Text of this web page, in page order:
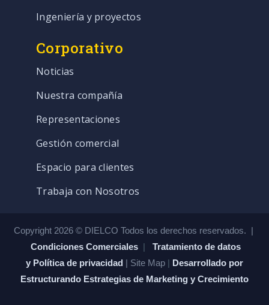
Ingeniería y proyectos
Corporativo
Noticias
Nuestra compañía
Representaciones
Gestión comercial
Espacio para clientes
Trabaja con Nosotros
Copyright 2026 © DIELCO Todos los derechos reservados. |
Condiciones Comerciales | Tratamiento de datos
y Política de privacidad | Site Map | Desarrollado por
Estructurando Estrategias de Marketing y Crecimiento